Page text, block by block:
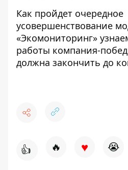
Как пройдет очередное
усовершенствование
«Экомониторинг»
работы компания-
должна закончить до
👍 🔥 ♥ 😭